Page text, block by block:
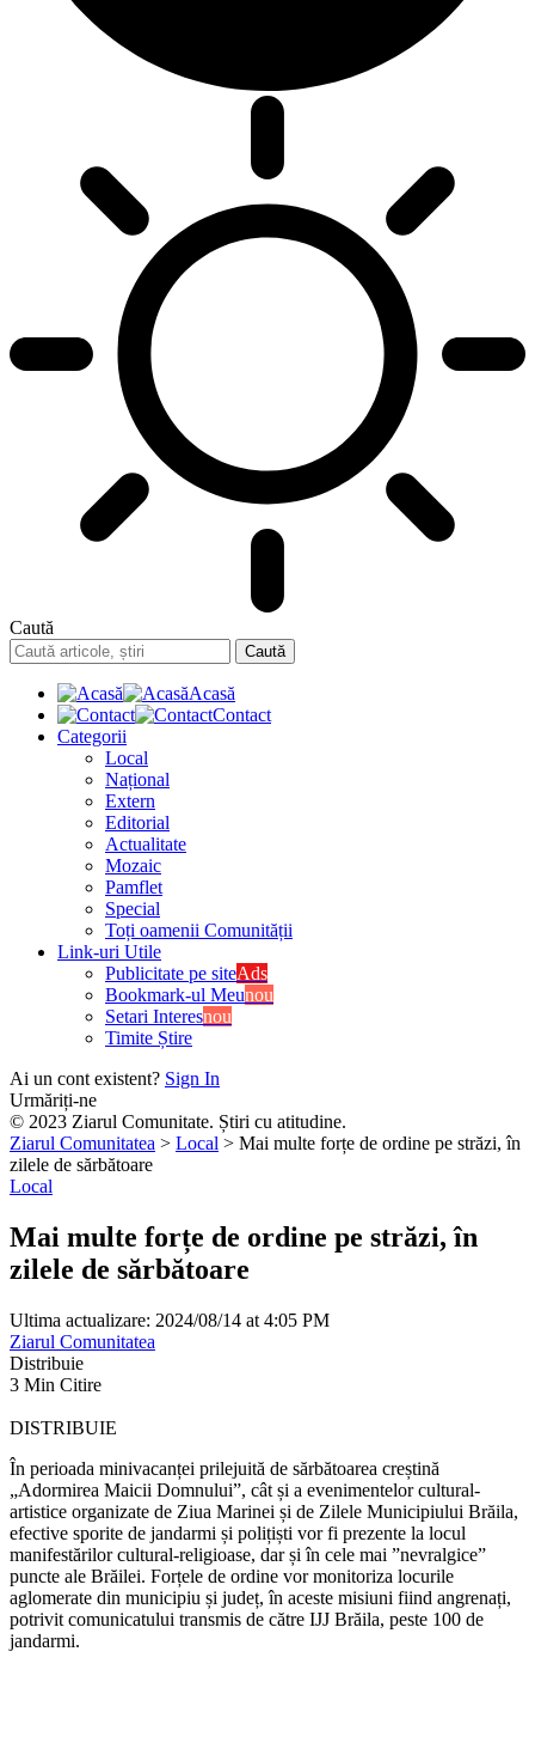
Caută
Acasă
Contact
Categorii
Local
Național
Extern
Editorial
Actualitate
Mozaic
Pamflet
Special
Toți oamenii Comunității
Link-uri Utile
Publicitate pe siteAds
Bookmark-ul Meunou
Setari Interesnou
Timite Știre
Ai un cont existent? Sign In
Urmăriți-ne
© 2023 Ziarul Comunitate. Știri cu atitudine.
Ziarul Comunitatea > Local > Mai multe forțe de ordine pe străzi, în
zilele de sărbătoare
Local
Mai multe forțe de ordine pe străzi, în
zilele de sărbătoare
Ultima actualizare: 2024/08/14 at 4:05 PM
Ziarul Comunitatea
Distribuie
3 Min Citire
DISTRIBUIE
În perioada minivacanței prilejuită de sărbătoarea creștină
„Adormirea Maicii Domnului”, cât și a evenimentelor cultural-
artistice organizate de Ziua Marinei și de Zilele Municipiului Brăila,
efective sporite de jandarmi și polițiști vor fi prezente la locul
manifestărilor cultural-religioase, dar și în cele mai ”nevralgice”
puncte ale Brăilei. Forțele de ordine vor monitoriza locurile
aglomerate din municipiu și județ, în aceste misiuni fiind angrenați,
potrivit comunicatului transmis de către IJJ Brăila, peste 100 de
jandarmi.